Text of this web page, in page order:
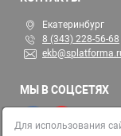
Екатеринбург
8 (343) 228-56-68
МЫ В СОЦСЕТЯХ
Для использования